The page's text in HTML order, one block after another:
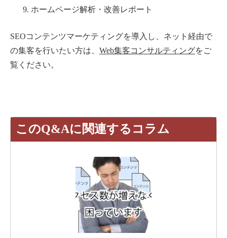
ホームページ解析・改善レポート
SEOコンテンツマーケティングを導入し、ネット経由で
の集客を行いたい方は、 Web集客コンサルティングをご
覧ください。
このQ&Aに関連するコラム